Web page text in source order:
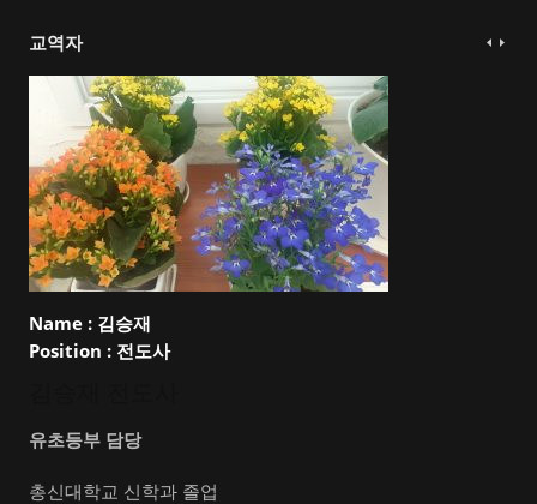
교역자
Name : 김승재
Position : 전도사
유초등부 담당
총신대학교 신학과 졸업